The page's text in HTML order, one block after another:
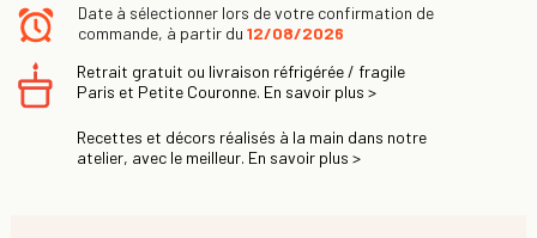
Date à sélectionner lors de votre confirmation de
commande, à partir du 12/08/2026
Retrait gratuit ou livraison réfrigérée / fragile
Paris et Petite Couronne. En savoir plus >
Recettes et décors réalisés à la main dans notre
atelier, avec le meilleur. En savoir plus >